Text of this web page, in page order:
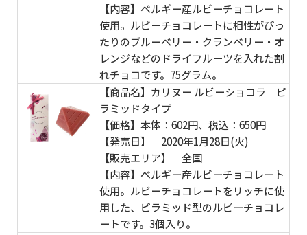
【内容】ベルギー産ルビーチョコレート
使用。ルビーチョコレートに相性がぴっ
たりのブルーベリー・クランベリー・オ
レンジなどのドライフルーツを入れた割
れチョコです。75グラム。
【商品名】カリヌー ルビーショコラ ピ
ラミッドタイプ
【価格】本体：602円、税込：650円
【発売日】 2020年1月28日(火)
【販売エリア】 全国
【内容】ベルギー産ルビーチョコレート
使用。ルビーチョコレートをリッチに使
用した、ピラミッド型のルビーチョコレ
ートです。3個入り。